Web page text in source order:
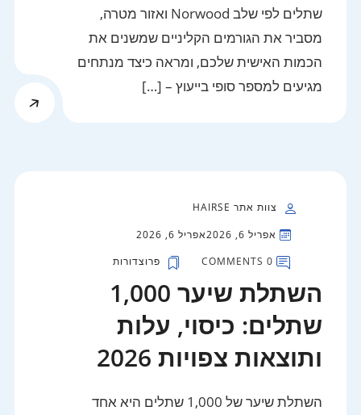
שתלים לפי שלב Norwood ואזור מטרה,
מסביר את הגורמים הקליניים שמשנים את
הכמות האישית שלכם, ומראה כיצד מנתחים
מגיעים למספר סופי בייעוץ – […]
צוות אתר HAIRSE
אפריל 6, 2026
אפריל 6, 2026
0 COMMENTS
פרוצדורות
השתלת שיער 1,000
שתלים: כיסוי, עלות
ותוצאות צפויות 2026
השתלת שיער של 1,000 שתלים היא אחד